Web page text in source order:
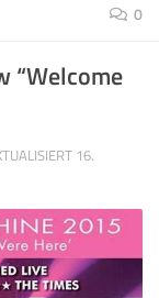
0
“Welcome
16.